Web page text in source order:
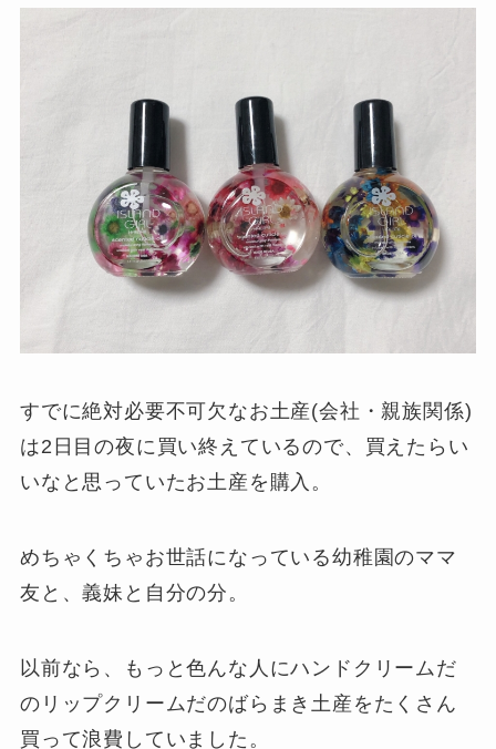
すでに絶対必要不可欠なお土産(会社・親族関係)
は2日目の夜に買い終えているので、買えたらい
いなと思っていたお土産を購入。
めちゃくちゃお世話になっている幼稚園のママ
友と、義妹と自分の分。
以前なら、もっと色んな人にハンドクリームだ
のリップクリームだのばらまき土産をたくさん
買って浪費していました。